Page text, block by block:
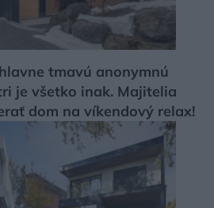
tmavú anonymnú
je všetko inak. Majitelia
dom na víkendový relax!